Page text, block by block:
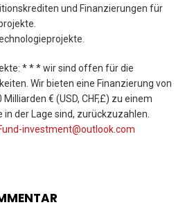
und Finanzierungen für
* * * wir sind offen für die
Wir bieten eine Finanzierung von
Milliarden € (USD, CHF,£) zu einem
der Lage sind, zurückzuzahlen.
investment@outlook.com